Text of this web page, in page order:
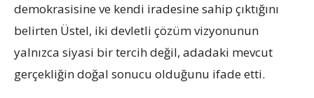
demokrasisine ve kendi iradesine sahip çıktığını
belirten Üstel, iki devletli çözüm vizyonunun
yalnızca siyasi bir tercih değil, adadaki mevcut
gerçekliğin doğal sonucu olduğunu ifade etti.